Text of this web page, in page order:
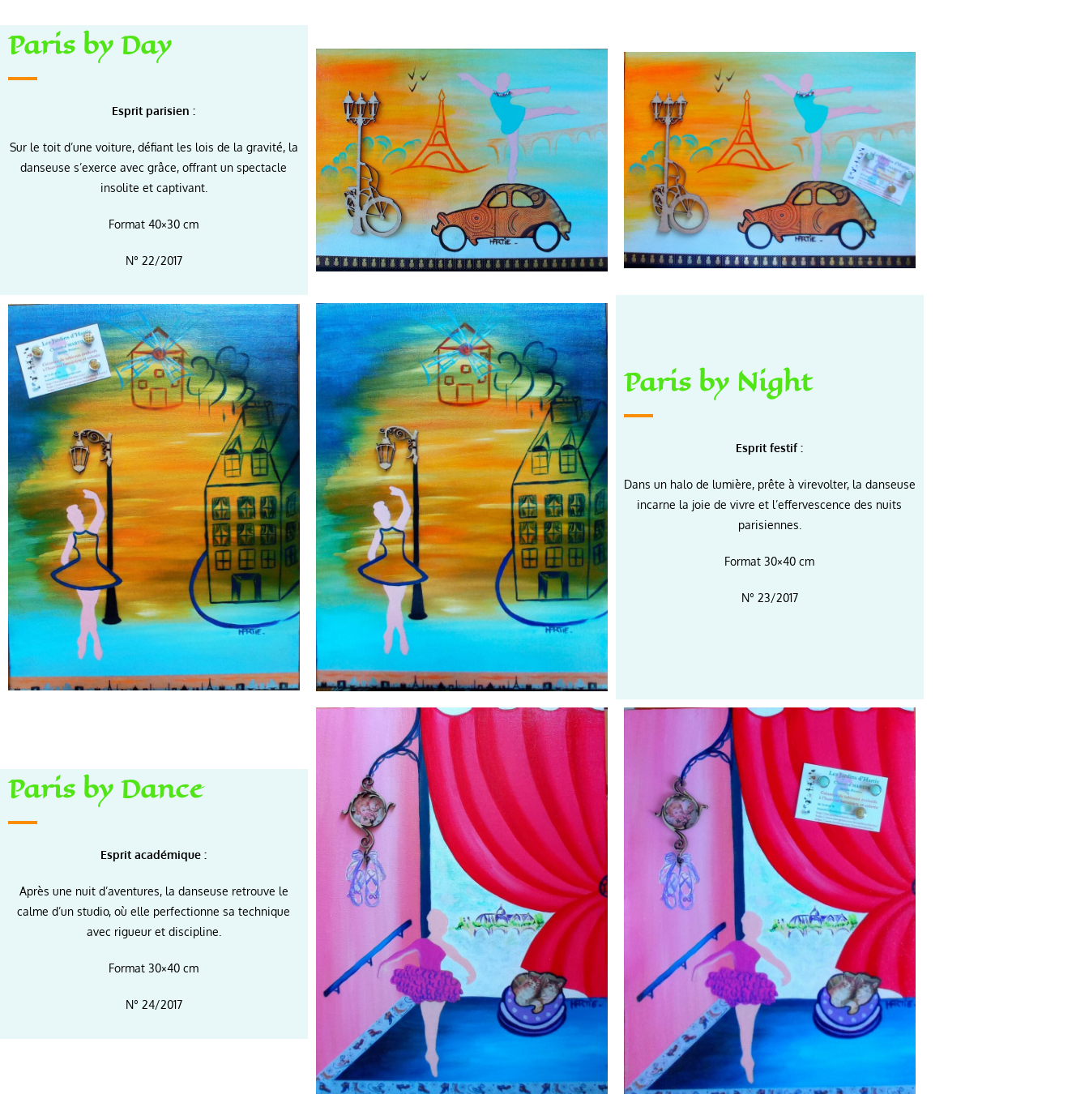
Paris by Day
Esprit parisien :
Sur le toit d’une voiture, défiant les lois de la gravité, la
danseuse s’exerce avec grâce, offrant un spectacle
insolite et captivant.
Format 40×30 cm
N° 22/2017
Paris by Night
Esprit festif :
Dans un halo de lumière, prête à virevolter, la danseuse
incarne la joie de vivre et l’effervescence des nuits
parisiennes.
Format 30×40 cm
N° 23/2017
Paris by Dance
Esprit académique :
Après une nuit d’aventures, la danseuse retrouve le
calme d’un studio, où elle perfectionne sa technique
avec rigueur et discipline.
Format 30×40 cm
N° 24/2017